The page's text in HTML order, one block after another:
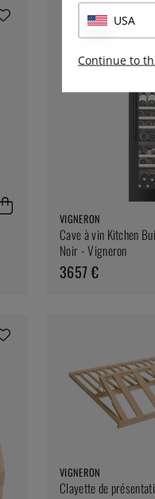
VIGNERON
Cave à vin Kitchen
Noir - Vigneron
3657 €
VIGNERON
Clayette de
USA
Continue to